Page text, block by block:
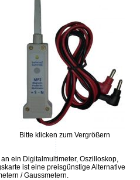
Bitte klicken zum Vergrößern
ein Digitalmultimeter, Oszilloskop,
ist eine preisgünstige Alternative
/ Gaussmetern.